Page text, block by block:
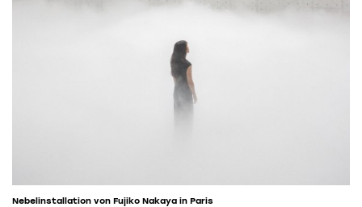
Nebelinstallation von Fujiko Nakaya in Paris